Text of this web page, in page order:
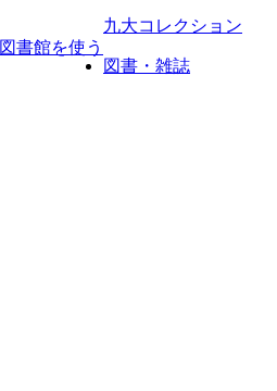
図書館を使う
九大コレクション
図書・雑誌